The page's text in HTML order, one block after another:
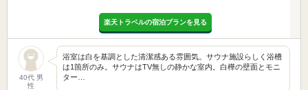
楽天トラベルの宿泊プランを見る
40代 男
性
浴室は白を基調とした清潔感ある雰囲気。サウナ施設らしく浴槽
は1箇所のみ。サウナはTV無しの静かな室内。白樺の壁面とモニ
ター…